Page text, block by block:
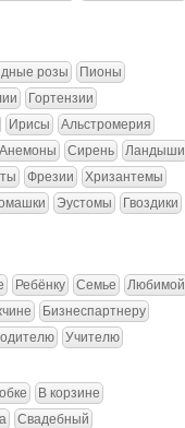
розы
Пионы
Гортензии
Ирисы
Альстромерия
Анемоны Сирень
Ландыши
Фрезии
Хризантемы
Эустомы
Гвоздики
Ребёнку Семье
Любимой
Бизнеспартнеру
Учителю
В корзине
Свадебный